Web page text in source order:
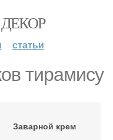
статьи
тирамису
Заварной крем